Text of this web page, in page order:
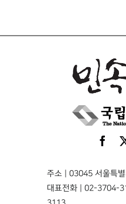
주소 | 03045 서울특
대표전화 | 02-3704-